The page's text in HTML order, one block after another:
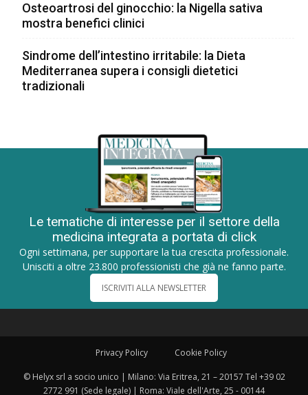
Osteoartrosi del ginocchio: la Nigella sativa
mostra benefici clinici
Sindrome dell’intestino irritabile: la Dieta
Mediterranea supera i consigli dietetici
tradizionali
Le tematiche di interesse per il settore della
medicina integrata a portata di click
Ogni settimana, per supportare la tua crescita professionale.
Unisciti a oltre 23.800 professionisti che già ne fanno parte.
ISCRIVITI ALLA NEWSLETTER
Privacy Policy Cookie Policy
© Helyx srl a socio unico | Milano: Via Eritrea, 21 – 20157 Tel +39 02
2772 991 (Sede legale) | Roma: Viale dell'Arte, 25 - 00144